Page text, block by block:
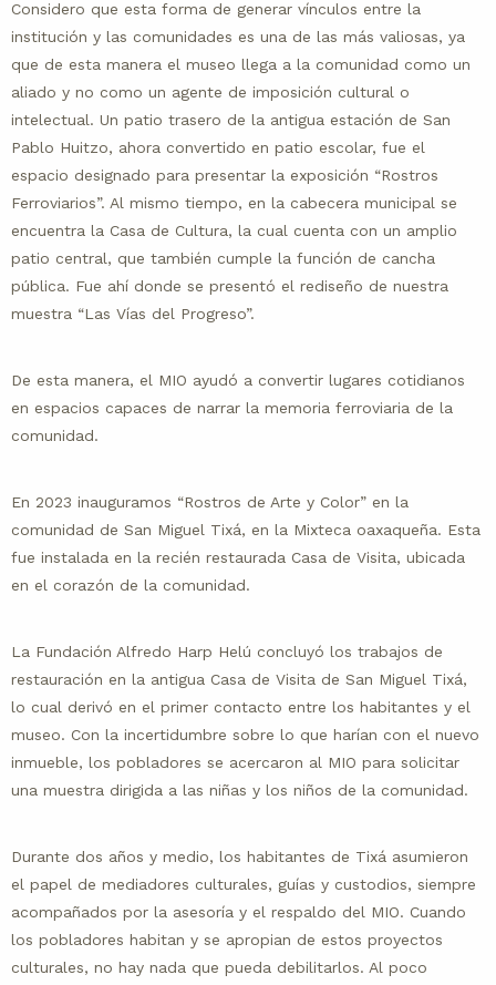
Considero que esta forma de generar vínculos entre la
institución y las comunidades es una de las más valiosas, ya
que de esta manera el museo llega a la comunidad como un
aliado y no como un agente de imposición cultural o
intelectual. Un patio trasero de la antigua estación de San
Pablo Huitzo, ahora convertido en patio escolar, fue el
espacio designado para presentar la exposición “Rostros
Ferroviarios”. Al mismo tiempo, en la cabecera municipal se
encuentra la Casa de Cultura, la cual cuenta con un amplio
patio central, que también cumple la función de cancha
pública. Fue ahí donde se presentó el rediseño de nuestra
muestra “Las Vías del Progreso”.
De esta manera, el MIO ayudó a convertir lugares cotidianos
en espacios capaces de narrar la memoria ferroviaria de la
comunidad.
En 2023 inauguramos “Rostros de Arte y Color” en la
comunidad de San Miguel Tixá, en la Mixteca oaxaqueña. Esta
fue instalada en la recién restaurada Casa de Visita, ubicada
en el corazón de la comunidad.
La Fundación Alfredo Harp Helú concluyó los trabajos de
restauración en la antigua Casa de Visita de San Miguel Tixá,
lo cual derivó en el primer contacto entre los habitantes y el
museo. Con la incertidumbre sobre lo que harían con el nuevo
inmueble, los pobladores se acercaron al MIO para solicitar
una muestra dirigida a las niñas y los niños de la comunidad.
Durante dos años y medio, los habitantes de Tixá asumieron
el papel de mediadores culturales, guías y custodios, siempre
acompañados por la asesoría y el respaldo del MIO. Cuando
los pobladores habitan y se apropian de estos proyectos
culturales, no hay nada que pueda debilitarlos. Al poco